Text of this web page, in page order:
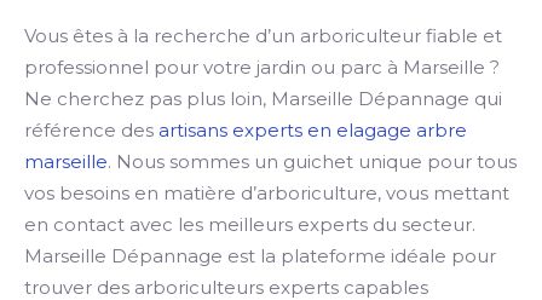
Vous êtes à la recherche d’un arboriculteur fiable et
professionnel pour votre jardin ou parc à Marseille ?
Ne cherchez pas plus loin, Marseille Dépannage qui
référence des artisans experts en elagage arbre
marseille. Nous sommes un guichet unique pour tous
vos besoins en matière d’arboriculture, vous mettant
en contact avec les meilleurs experts du secteur.
Marseille Dépannage est la plateforme idéale pour
trouver des arboriculteurs experts capables